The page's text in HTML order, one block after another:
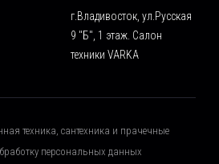
г.Владивосток, ул.Русская
9 "Б", 1 этаж. Салон
техники VARKA
техника, сантехника и прачечные
персональных данных